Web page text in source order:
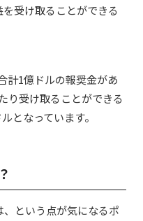
受け取ることができる
計1億ドルの報奨金があ
り受け取ることができる
となっています。
という点が気になるポ